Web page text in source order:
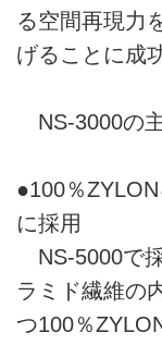
る空間再現力
げることに成
NS-3000の
●100％
に採用
NS-5000で
ラミド繊維の
つ100％